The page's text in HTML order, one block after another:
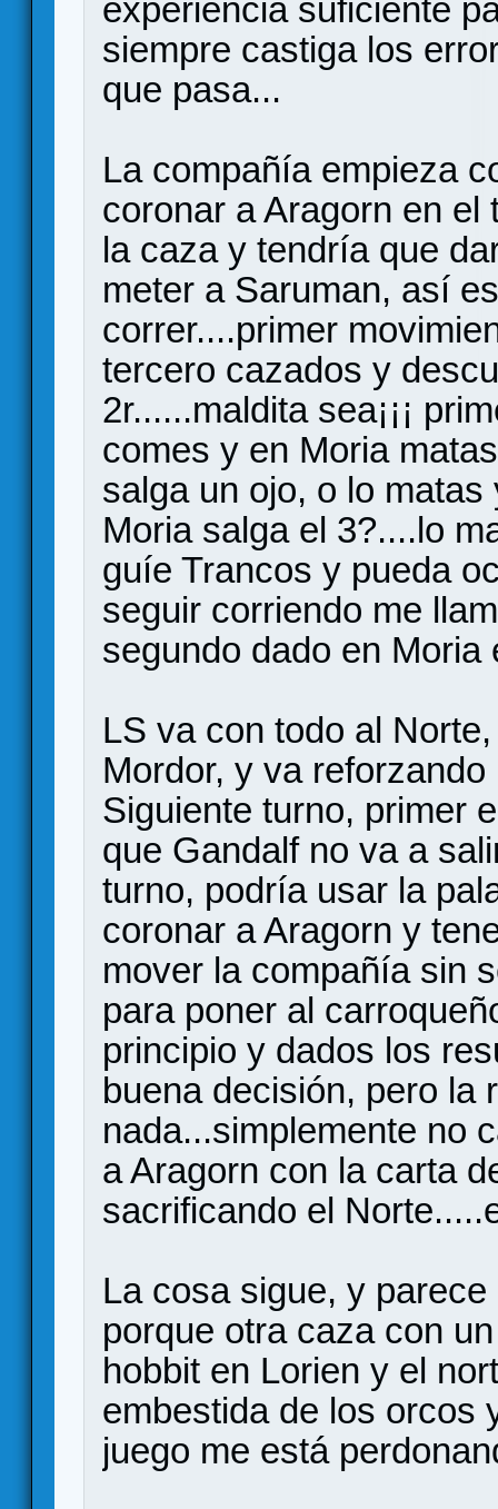
experiencia suficiente
siempre castiga los
que pasa...
La compañía empieza
coronar a Aragorn en
la caza y tendría que
meter a Saruman, así
correr....primer
tercero cazados y
2r......maldita sea¡¡¡
comes y en Moria
salga un ojo, o lo
Moria salga el 3?....lo
guíe Trancos y pueda
seguir corriendo me
segundo dado en Moria
LS va con todo al
Mordor, y va reforzando
Siguiente turno, primer
que Gandalf no va a
turno, podría usar la
coronar a Aragorn y
mover la compañía sin
para poner al
principio y dados los
buena decisión, pero la
nada...simplemente no
a Aragorn con la carta
sacrificando el
La cosa sigue, y
porque otra caza con
hobbit en Lorien y el
embestida de los orcos
juego me está